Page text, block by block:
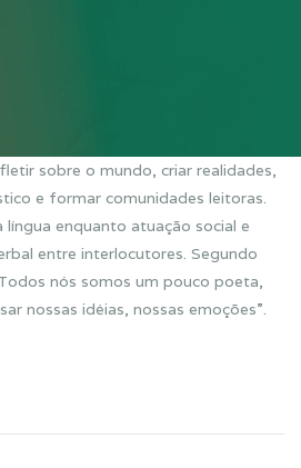
sobre o mundo, criar realidades,
e formar comunidades leitoras.
enquanto atuação social e
entre interlocutores. Segundo
nós somos um pouco poeta,
nossas idéias, nossas emoções”.